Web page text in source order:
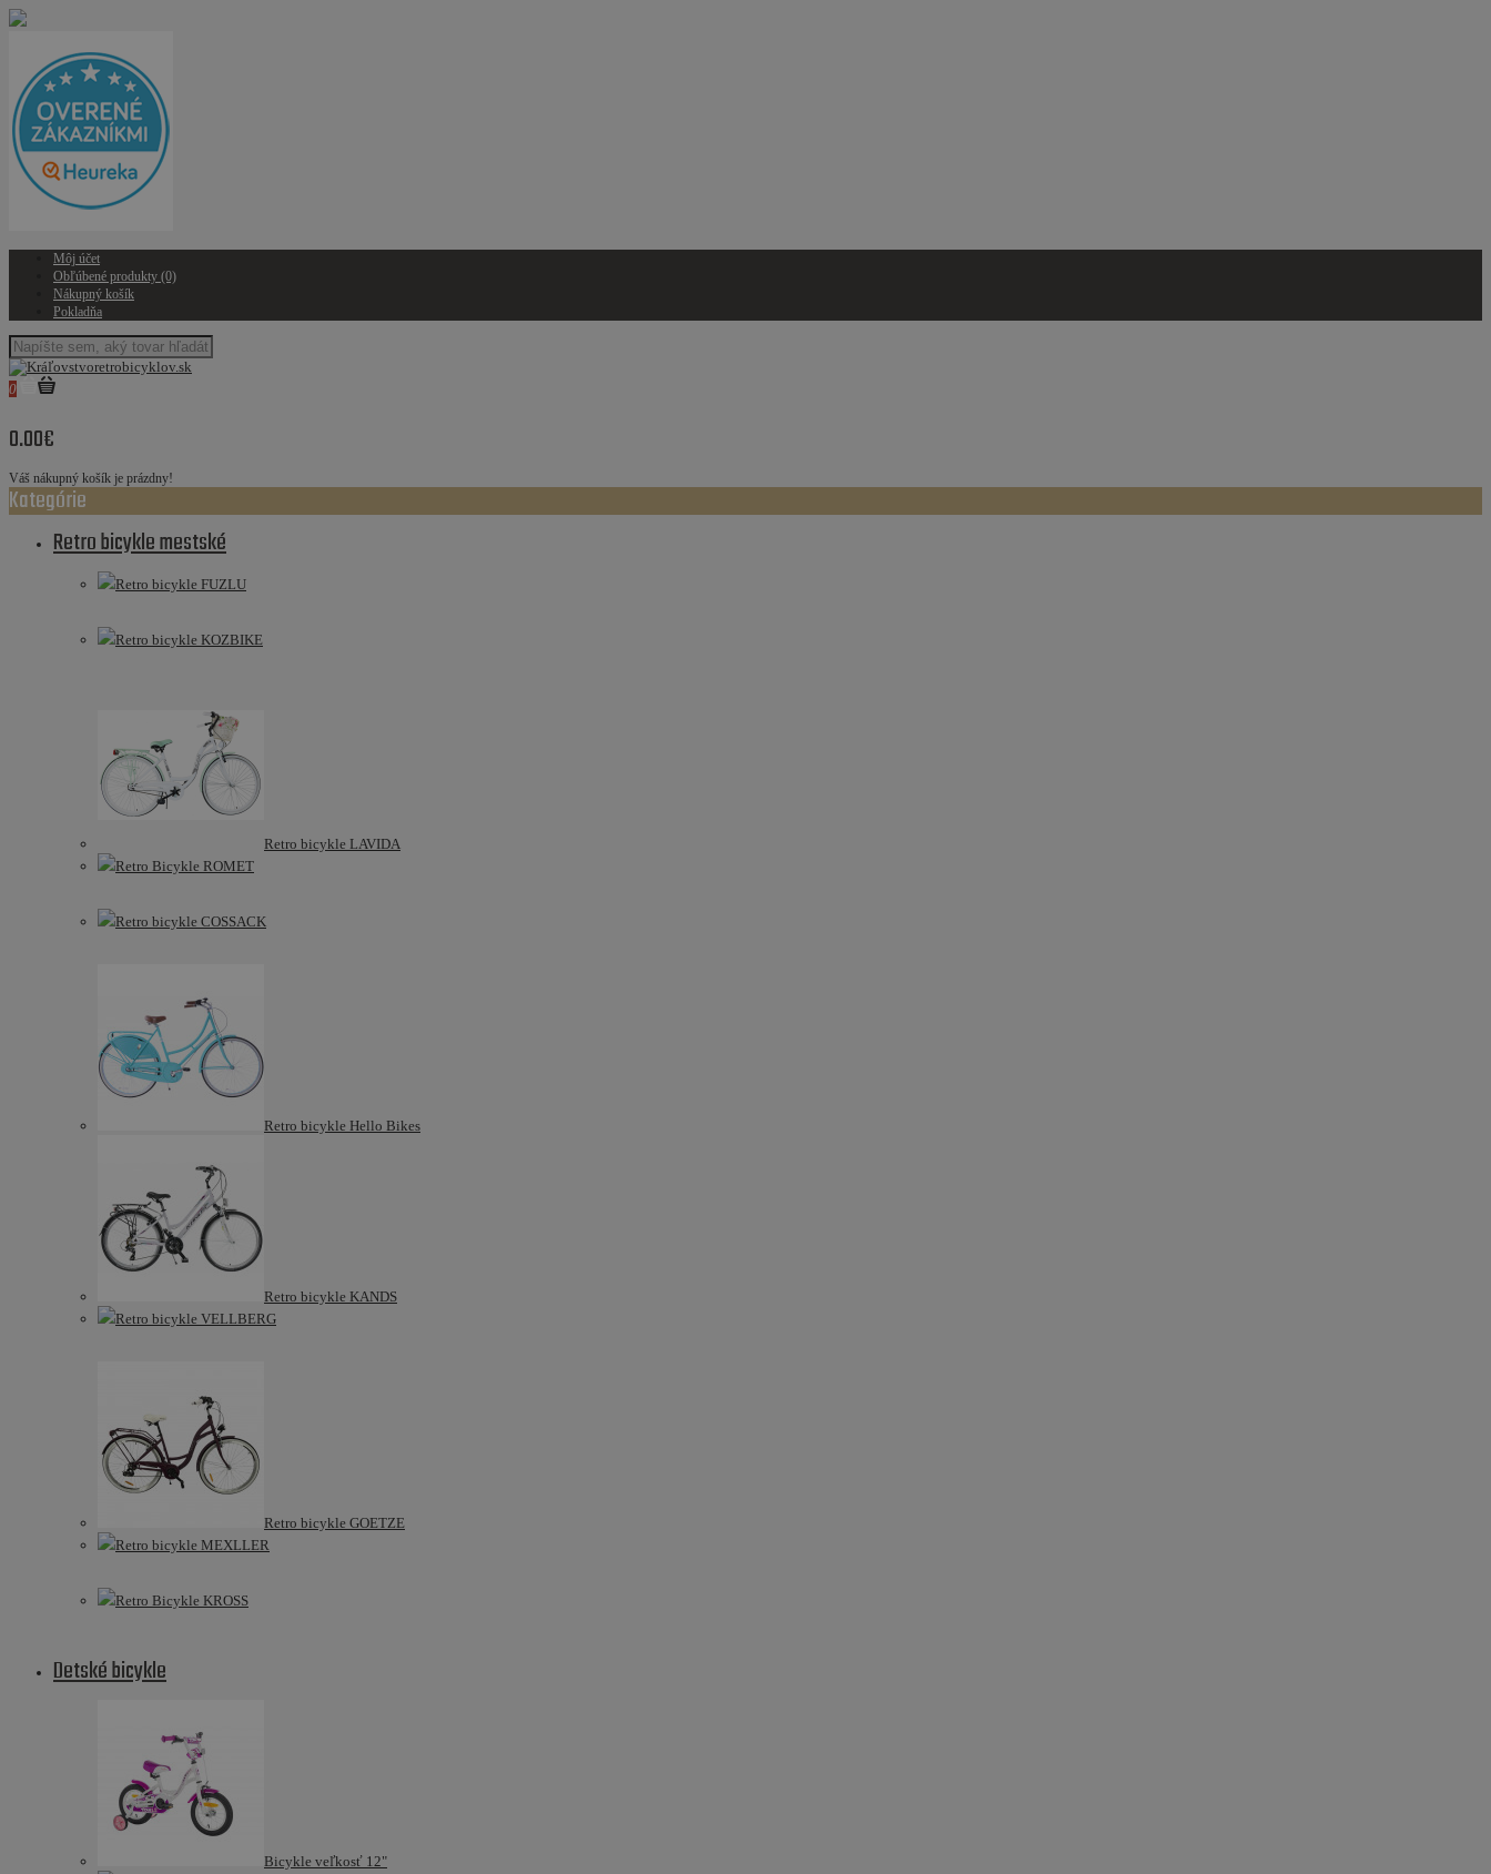
Môj účet
Obľúbené produkty (0)
Nákupný košík
Pokladňa
0
0.00€
Váš nákupný košík je prázdny!
Kategórie
Retro bicykle mestské
Retro bicykle FUZLU
Retro bicykle KOZBIKE
Retro bicykle LAVIDA
Retro Bicykle ROMET
Retro bicykle COSSACK
Retro bicykle Hello Bikes
Retro bicykle KANDS
Retro bicykle VELLBERG
Retro bicykle GOETZE
Retro bicykle MEXLLER
Retro Bicykle KROSS
Detské bicykle
Bicykle veľkosť 12"